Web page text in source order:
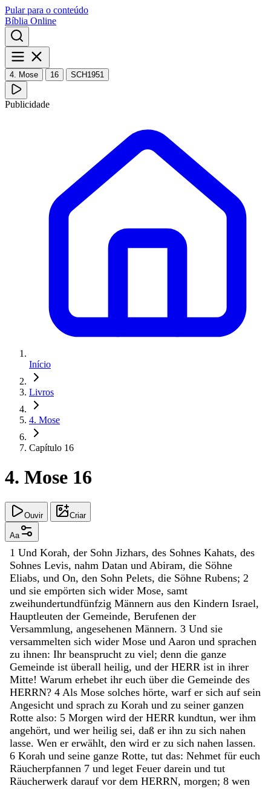
Pular para o conteúdo
Bíblia Online
4. Mose 16 SCH1951
Publicidade
Início
Livros
4. Mose
Capítulo 16
4. Mose 16
Ouvir Criar
Aa
1 Und Korah, der Sohn Jizhars, des Sohnes Kahats, des
Sohnes Levis, nahm Datan und Abiram, die Söhne
Eliabs, und On, den Sohn Pelets, die Söhne Rubens; 2
und sie empörten sich wider Mose, samt
zweihundertundfünfzig Männern aus den Kindern Israel,
Hauptleuten der Gemeinde, Berufenen der
Versammlung, angesehenen Männern. 3 Und sie
versammelten sich wider Mose und Aaron und sprachen
zu ihnen: Ihr beansprucht zu viel; denn die ganze
Gemeinde ist überall heilig, und der HERR ist in ihrer
Mitte! Warum erhebet ihr euch über die Gemeinde des
HERRN? 4 Als Mose solches hörte, warf er sich auf sein
Angesicht und sprach zu Korah und zu seiner ganzen
Rotte also: 5 Morgen wird der HERR kundtun, wer ihm
angehört, und wer heilig sei, daß er ihn zu sich nahen
lasse. Wen er erwählt, den wird er zu sich nahen lassen.
6 Korah und seine ganze Rotte, tut das: Nehmet für euch
Räucherpfannen 7 und leget Feuer darein und tut
Räucherwerk darauf vor dem HERRN, morgen; 8 wen